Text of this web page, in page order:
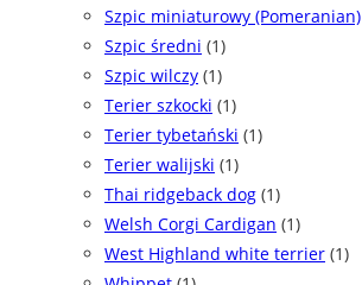
Szpic miniaturowy (Pomeranian)
Szpic średni (1)
Szpic wilczy (1)
Terier szkocki (1)
Terier tybetański (1)
Terier walijski (1)
Thai ridgeback dog (1)
Welsh Corgi Cardigan (1)
West Highland white terrier (1)